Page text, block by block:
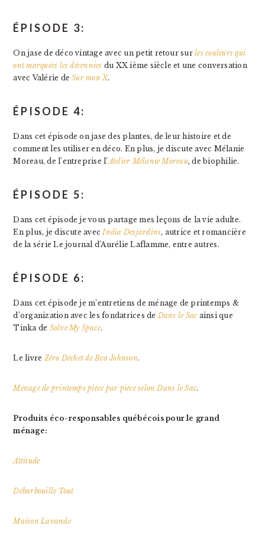
ÉPISODE 3:
On jase de déco vintage avec un petit retour surles couleurs qui
ont marquées les décennies du XX ième siècle et une conversation
avec Valérie deSur mon X.
ÉPISODE 4:
Dans cet épisode on jase des plantes, de leur histoire et de
comment les utiliser en déco. En plus, je discute avec Mélanie
Moreau, de l’entreprise l’Atelier Mélanie Moreau, de biophilie.
ÉPISODE 5:
Dans cet épisode je vous partage mes leçons de la vie adulte.
En plus, je discute avecIndia Desjardins, autrice et romancière
de la série Le journal d’Aurélie Laflamme, entre autres.
ÉPISODE 6:
Dans cet épisode je m’entretiens de ménage de printemps &
d’organization avec les fondatrices deDans le Sac ainsi que
Tinka de Solve My Space.
Le livre Zéro Déchet de Bea Johnson.
Ménage de printemps pièce par pièce selon Dans le Sac.
Produits éco-responsables québécois pour le grand
ménage:
Attitude
Débarbouille Tout
Maison Lavande